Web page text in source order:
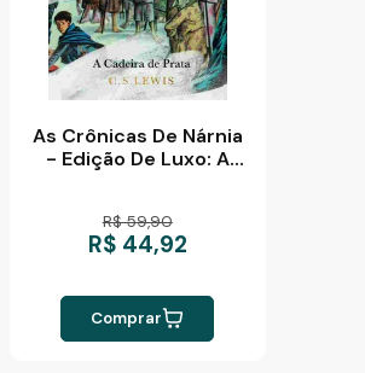
As Crônicas De Nárnia
- Edição De Luxo: A
R$ 59,90
R$ 44,92
Comprar